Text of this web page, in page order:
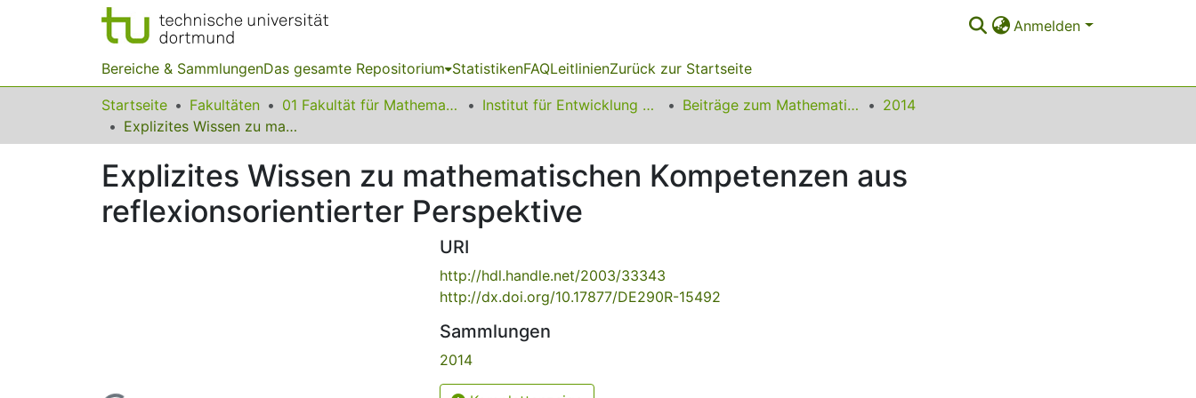
Anmelden
Bereiche & SammlungenDas gesamte Repositorium StatistikenFAQLeitlinienZurück zur Startseite
Startseite Fakultäten 01 Fakultät für Mathematik Institut für Entwicklung und Erforschung des Mathematikunterrichts Beiträge zum Mathematikunterricht
2014
Explizites Wissen zu mathematischen Kompetenzen aus reflexionsorientierter Perspektive
Explizites Wissen zu mathematischen Kompetenzen aus
reflexionsorientierter Perspektive
URI
http://hdl.handle.net/2003/33343
http://dx.doi.org/10.17877/DE290R-15492
Sammlungen
2014